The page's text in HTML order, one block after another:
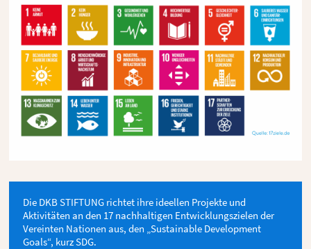
Die DKB STIFTUNG richtet ihre ideellen Projekte und
Aktivitäten an den 17 nachhaltigen Entwicklungszielen der
Vereinten Nationen aus, den „Sustainable Development
Goals“, kurz SDG.